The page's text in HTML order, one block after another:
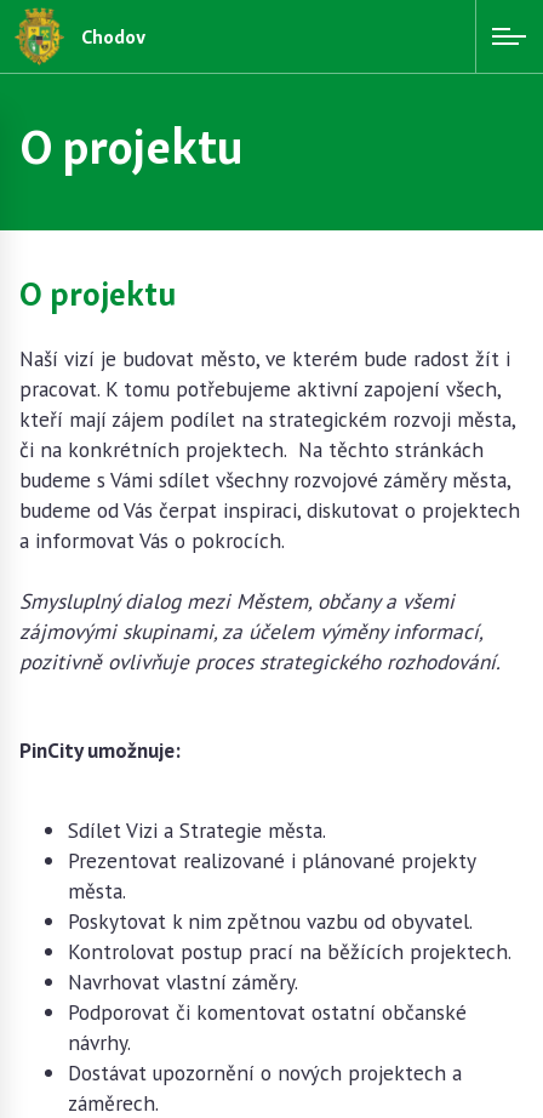
Chodov
O projektu
O projektu
Naší vizí je budovat město, ve kterém bude radost žít i
pracovat. K tomu potřebujeme aktivní zapojení všech,
kteří mají zájem podílet na strategickém rozvoji města,
či na konkrétních projektech. Na těchto stránkách
budeme s Vámi sdílet všechny rozvojové záměry města,
budeme od Vás čerpat inspiraci, diskutovat o projektech
a informovat Vás o pokrocích.
Smysluplný dialog mezi Městem, občany a všemi
zájmovými skupinami, za účelem výměny informací,
pozitivně ovlivňuje proces strategického rozhodování.
PinCity umožnuje:
Sdílet Vizi a Strategie města.
Prezentovat realizované i plánované projekty
města.
Poskytovat k nim zpětnou vazbu od obyvatel.
Kontrolovat postup prací na běžících projektech.
Navrhovat vlastní záměry.
Podporovat či komentovat ostatní občanské
návrhy.
Dostávat upozornění o nových projektech a
záměrech.